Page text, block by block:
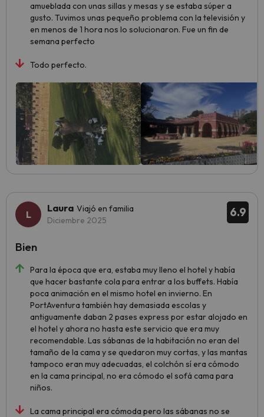
amueblada con unas sillas y mesas y se estaba súper a
gusto. Tuvimos unas pequeño problema con la televisión y
en menos de 1 hora nos lo solucionaron. Fue un fin de
semana perfecto
Todo perfecto.
6.9
Laura Viajó en familia
Diciembre 2025
Para la época que era, estaba muy lleno el hotel y había
que hacer bastante cola para entrar a los buffets. Había
poca animación en el mismo hotel en invierno. En
PortAventura también hay demasiada escolas y
antiguamente daban 2 pases express por estar alojado en
el hotel y ahora no hasta este servicio que era muy
recomendable. Las sábanas de la habitación no eran del
tamaño de la cama y se quedaron muy cortas, y las mantas
tampoco eran muy adecuadas, el colchón sí era cómodo
en la cama principal, no era cómodo el sofá cama para
niños.
La cama principal era cómoda pero las sábanas no se
Bien